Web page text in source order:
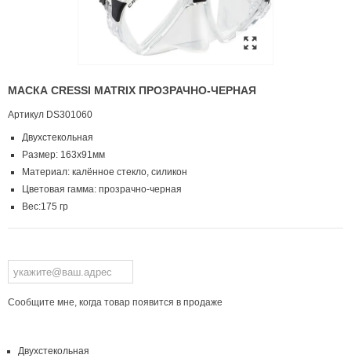
МАСКА CRESSI MATRIX ПРОЗРАЧНО-ЧЕРНАЯ
Артикул DS301060
Двухстекольная
Размер: 163х91мм
Материал: калённое стекло, силикон
Цветовая гамма: прозрачно-черная
Вес:175 гр
Сообщите мне, когда товар появится в продаже
Двухстекольная